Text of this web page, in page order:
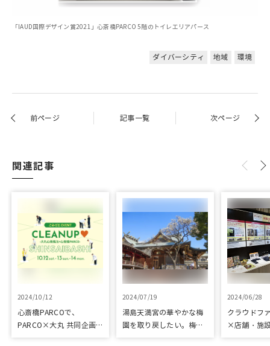
「IAUD国際デザイン賞2021」心斎橋PARCO 5階のトイレエリアパース
ダイバーシティ 地域 環境
前ページ 記事一覧 次ページ
関連記事
2024/10/12
心斎橋PARCOで、
PARCO×大丸 共同企画
2024/07/19
湯島天満宮の華やかな梅
園を取り戻したい。梅園
2024/06/28
クラウドフ
×店舗・施